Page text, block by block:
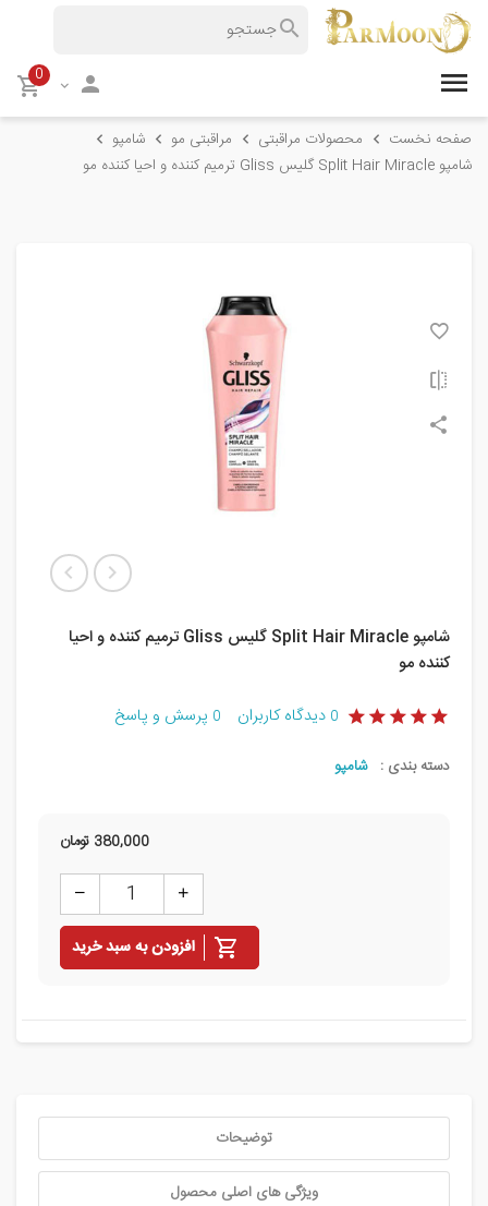
0
صفحه نخست محصولات مراقبتی مراقبتی مو
شامپو
شامپو Split Hair Miracle گلیس Gliss ترمیم کننده و احیا کننده مو
شامپو Split Hair Miracle گلیس Gliss ترمیم کننده و احیا
کننده مو
0 دیدگاه کاربران 0 پرسش و پاسخ
دسته بندی : شامپو
380,000 تومان
افزودن به سبد خرید
توضیحات
ویژگی های اصلی محصول